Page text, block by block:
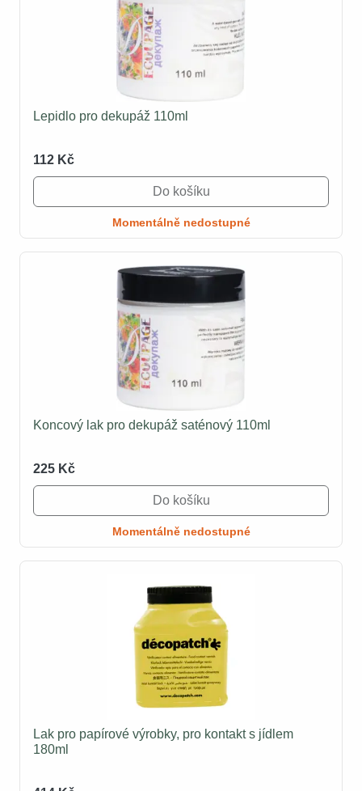
Lepidlo pro dekupáž 110ml
112 Kč
Do košíku
Momentálně nedostupné
Koncový lak pro dekupáž saténový 110ml
225 Kč
Do košíku
Momentálně nedostupné
Lak pro papírové výrobky, pro kontakt s jídlem
180ml